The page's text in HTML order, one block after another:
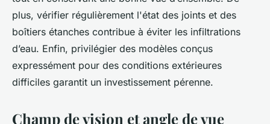
plus, vérifier régulièrement l'état des joints et des
boîtiers étanches contribue à éviter les infiltrations
d’eau. Enfin, privilégier des modèles conçus
expressément pour des conditions extérieures
difficiles garantit un investissement pérenne.
Champ de vision et angle de vue